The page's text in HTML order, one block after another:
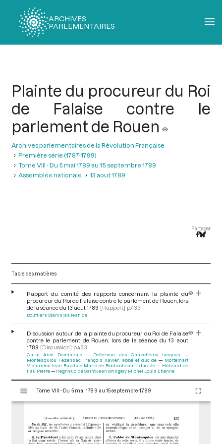
ARCHIVES
PARLEMENTAIRES
Plainte du procureur du Roi
de Falaise contre le
parlement de Rouen
Archives parlementaires de la Révolution Française
Première série (1787-1799)
Tome VIII - Du 5 mai 1789 au 15 septembre 1789
Assemblée nationale
13 aout 1789
Partager
Table des matières
Rapport du comité des rapports concernant la plainte du
procureur du Roi de Falaise contre le parlement de Rouen, lors
de la séance du 13 aout 1789 [Rapport] p.433
Boufflers Stanislas Jean de
Discussion autour de la plainte du procureur du Roi de Falaise
contre le parlement de Rouen, lors de la séance du 13 aout
1789 [Discussion] p.433
Garat Aîné Dominique
Defermon des Chapelières Jacques
Montesquiou Fezensac François Xavier, abbé et duc de
Mortemart
Victurnien Jean-Baptiste Marie de Rochechouart, duc de
Hébrard de
Fau Pierre
Regnaud de Saint-Jean d'Angely Michel Louis Etienne
s
Tome VIII - Du 5 mai 1789 au 15 septembre 1789